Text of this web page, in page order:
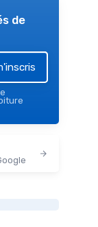
de